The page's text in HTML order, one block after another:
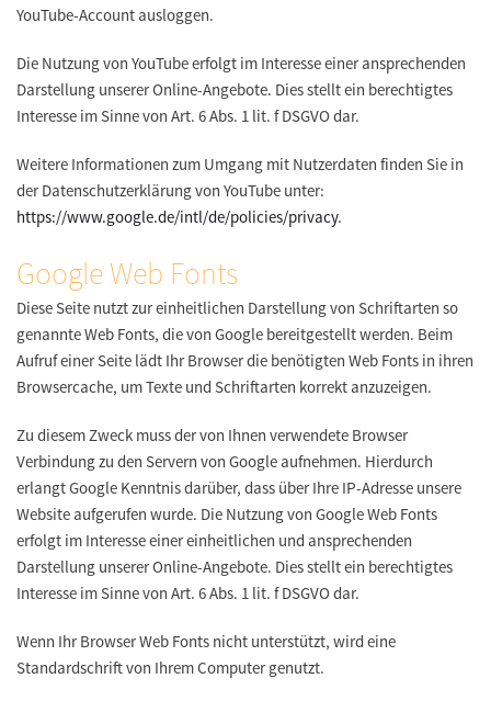
YouTube-Account ausloggen.
Die Nutzung von YouTube erfolgt im Interesse einer ansprechenden
Darstellung unserer Online-Angebote. Dies stellt ein berechtigtes
Interesse im Sinne von Art. 6 Abs. 1 lit. f DSGVO dar.
Weitere Informationen zum Umgang mit Nutzerdaten finden Sie in
der Datenschutzerklärung von YouTube unter:
https://www.google.de/intl/de/policies/privacy.
Google Web Fonts
Diese Seite nutzt zur einheitlichen Darstellung von Schriftarten so
genannte Web Fonts, die von Google bereitgestellt werden. Beim
Aufruf einer Seite lädt Ihr Browser die benötigten Web Fonts in ihren
Browsercache, um Texte und Schriftarten korrekt anzuzeigen.
Zu diesem Zweck muss der von Ihnen verwendete Browser
Verbindung zu den Servern von Google aufnehmen. Hierdurch
erlangt Google Kenntnis darüber, dass über Ihre IP-Adresse unsere
Website aufgerufen wurde. Die Nutzung von Google Web Fonts
erfolgt im Interesse einer einheitlichen und ansprechenden
Darstellung unserer Online-Angebote. Dies stellt ein berechtigtes
Interesse im Sinne von Art. 6 Abs. 1 lit. f DSGVO dar.
Wenn Ihr Browser Web Fonts nicht unterstützt, wird eine
Standardschrift von Ihrem Computer genutzt.